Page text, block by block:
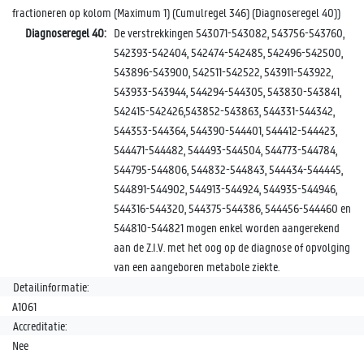
fractioneren op kolom (Maximum 1) (Cumulregel 346) (Diagnoseregel 40))
Diagnoseregel 40: De verstrekkingen 543071-543082, 543756-543760,
542393-542404, 542474-542485, 542496-542500,
543896-543900, 542511-542522, 543911-543922,
543933-543944, 544294-544305, 543830-543841,
542415-542426,543852-543863, 544331-544342,
544353-544364, 544390-544401, 544412-544423,
544471-544482, 544493-544504, 544773-544784,
544795-544806, 544832-544843, 544434-544445,
544891-544902, 544913-544924, 544935-544946,
544316-544320, 544375-544386, 544456-544460 en
544810-544821 mogen enkel worden aangerekend
aan de Z.I.V. met het oog op de diagnose of opvolging
van een aangeboren metabole ziekte.
Detailinformatie:
A1061
Accreditatie:
Nee